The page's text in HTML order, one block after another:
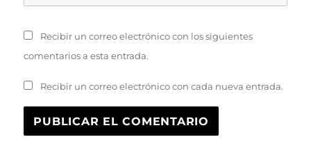
Recibir un correo electrónico con los siguientes
comentarios a esta entrada.
Recibir un correo electrónico con cada nueva entrada.